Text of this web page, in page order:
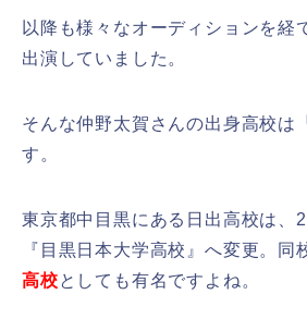
以降も様々なオーディションを経
出演していました。
そんな仲野太賀さんの出身高校は
す。
東京都中目黒にある日出高校は、
『目黒日本大学高校』へ変更。同
高校としても有名ですよね。